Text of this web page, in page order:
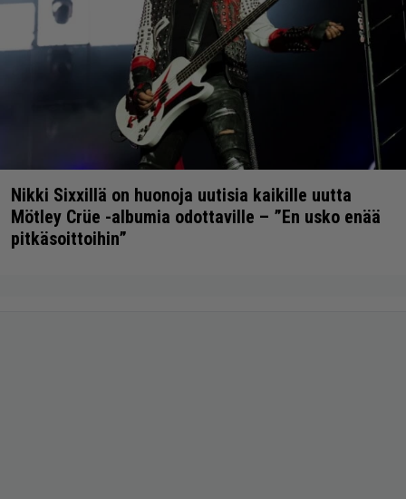
Nikki Sixxillä on huonoja uutisia kaikille uutta
Mötley Crüe -albumia odottaville – ”En usko enää
pitkäsoittoihin”